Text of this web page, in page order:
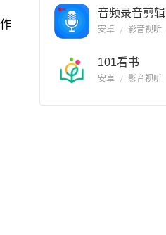
音频录音剪辑
安卓 影音视听
101看书
安卓 影音视听